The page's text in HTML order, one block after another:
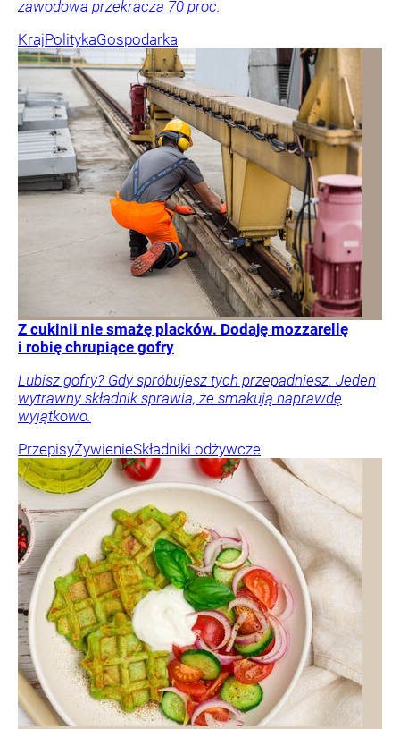
zawodowa przekracza 70 proc.
KrajPolitykaGospodarka
Z cukinii nie smażę placków. Dodaję mozzarellę
i robię chrupiące gofry
Lubisz gofry? Gdy spróbujesz tych przepadniesz. Jeden
wytrawny składnik sprawia, że smakują naprawdę
wyjątkowo.
PrzepisyŻywienieSkładniki odżywcze